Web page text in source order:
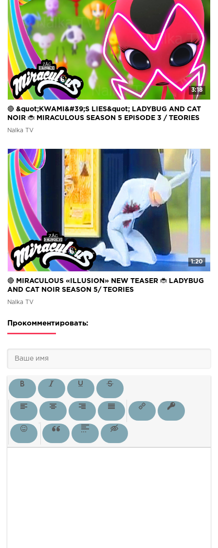
3:18
🔴 &quot;KWAMI&#39;S LIES&quot; LADYBUG AND CAT
NOIR 🐞 MIRACULOUS SEASON 5 EPISODE 3 / TEORIES
Nalka TV
1:20
🔴 MIRACULOUS «ILLUSION» NEW TEASER 🐞 LADYBUG
AND CAT NOIR SEASON 5/ TEORIES
Nalka TV
Прокомментировать: